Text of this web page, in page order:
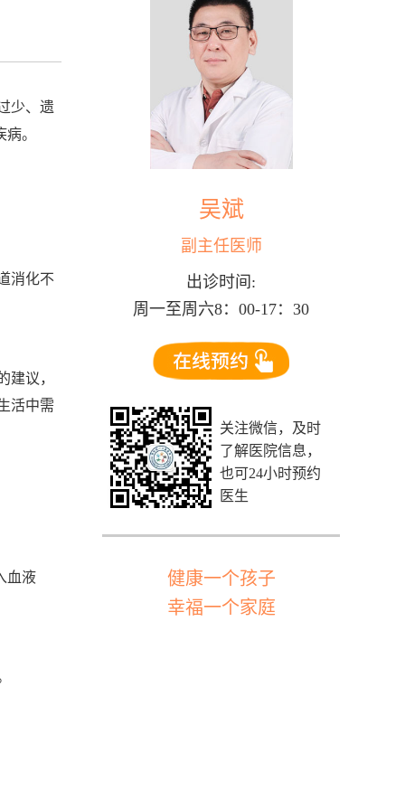
少、遗
。
消化不
建议，
活中需
血液
吴斌
副主任医师
出诊时间:
周一至周六8：00-17：30
关注微信，及时
了解医院信息，
也可24小时预约
医生
健康一个孩子
幸福一个家庭